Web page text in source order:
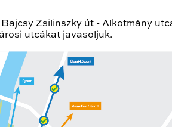
Zsilinszky út - Alkotmány
utcákat javasoljuk.